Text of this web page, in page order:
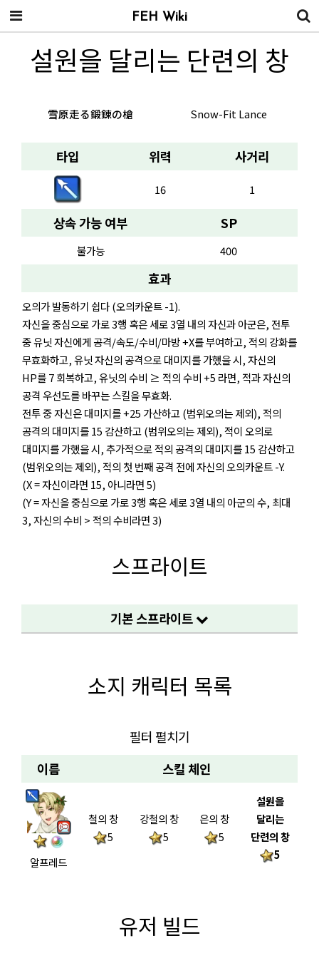
설원을 달리는 단련의 창
雪原走る鍛錬の槍 Snow-Fit Lance
타입 위력 사거리
16 1
상속 가능 여부 SP
불가능 400
효과
오의가 발동하기 쉽다 (오의카운트 -1).
자신을 중심으로 가로 3행 혹은 세로 3열 내의 자신과 아군은, 전투
중 유닛 자신에게 공격/속도/수비/마방 +X를 부여하고, 적의 강화를
무효화하고, 유닛 자신의 공격으로 대미지를 가했을 시, 자신의
HP를 7 회복하고, 유닛의 수비 ≥ 적의 수비 +5 라면, 적과 자신의
공격 우선도를 바꾸는 스킬을 무효화.
전투 중 자신은 대미지를 +25 가산하고 (범위오의는 제외), 적의
공격의 대미지를 15 감산하고 (범위오의는 제외), 적이 오의로
대미지를 가했을 시, 추가적으로 적의 공격의 대미지를 15 감산하고
(범위오의는 제외), 적의 첫 번째 공격 전에 자신의 오의카운트 -Y.
(X = 자신이라면 15, 아니라면 5)
(Y = 자신을 중심으로 가로 3행 혹은 세로 3열 내의 아군의 수, 최대
3, 자신의 수비 > 적의 수비라면 3)
스프라이트
기본 스프라이트
소지 캐릭터 목록
필터 펼치기
이름 스킬 체인
알프레드
철의 창
5
강철의 창
5
은의 창
5
설원을
달리는
단련의 창
5
유저 빌드
FEH Wiki